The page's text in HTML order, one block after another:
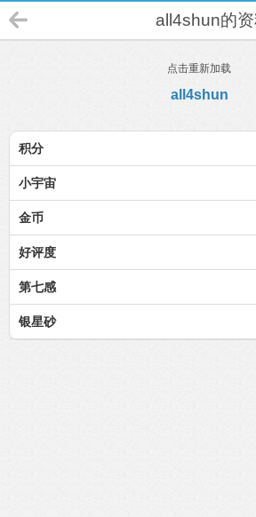
all4shun的
点击重新加载
all4shun
积分
小宇宙
金币
好评度
第七感
银星砂